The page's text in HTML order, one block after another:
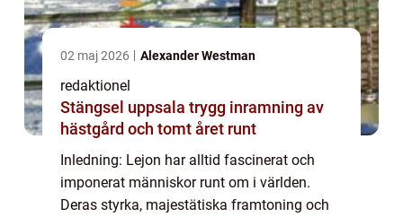
02 maj 2026 Alexander Westman
redaktionel
Stängsel uppsala trygg inramning av
hästgård och tomt året runt
Inledning: Lejon har alltid fascinerat och
imponerat människor runt om i världen.
Deras styrka, majestätiska framtoning och